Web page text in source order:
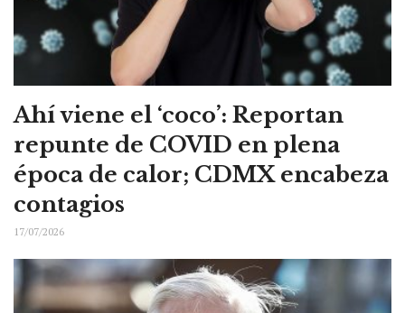
Ahí viene el ‘coco’: Reportan
repunte de COVID en plena
época de calor; CDMX encabeza
contagios
17/07/2026